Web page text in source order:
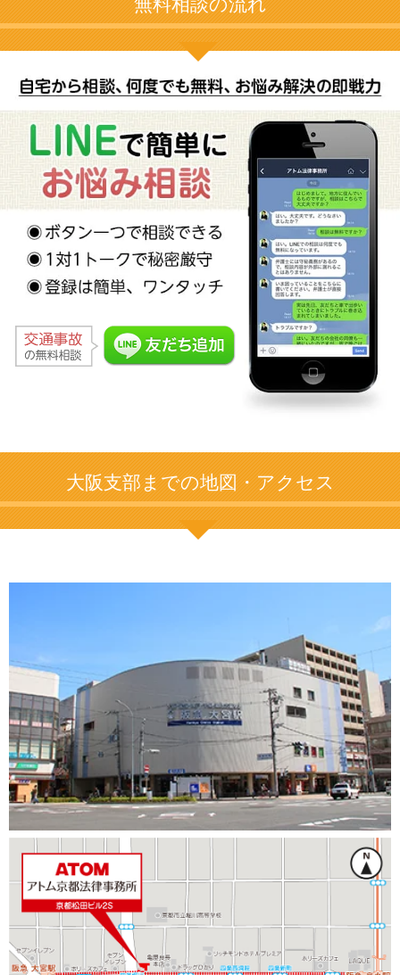
無料相談の流れ
大阪支部までの地図・アクセス